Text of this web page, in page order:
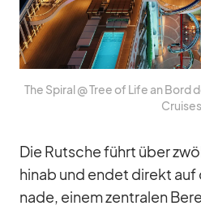
The Spi­ral @ Tree of Life an Bord
Crui­ses
Die Rut­sche führt über
hinab und en­det di­rekt
nade, ei­nem zen­tra­len